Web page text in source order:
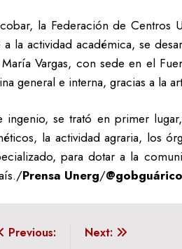
la Federación de Centros
la actividad académica, se
Vargas, con sede en el
general e interna, gracias a la
ingenio, se trató en primer
la actividad agraria, los
para dotar a la
Prensa Unerg/
Previous:
Next: